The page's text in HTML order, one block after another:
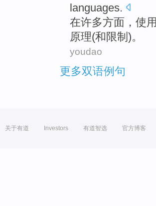
languages.
在许多方面 ， 使用
原理(和 限制 )。
youdao
更多双语例句
关于有道 Investors 有道智选 官方博客